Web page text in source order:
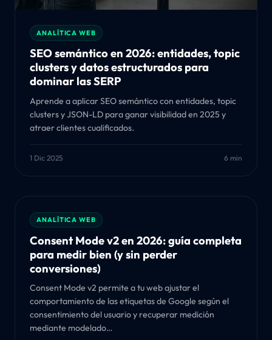
ANALÍTICA WEB
SEO semántico en 2026: entidades, topic
clusters y datos estructurados para
dominar las SERP
Aprende a aplicar SEO semántico con entidades, topic
clusters y JSON-LD para ganar visibilidad en 2025 y
atraer clientes cualificados.
1 Dic 2025 6 min
ANALÍTICA WEB
Consent Mode v2 en 2026: guía completa
para medir bien (y sin perder
conversiones)
Consent Mode v2 permite a tu web ajustar el
comportamiento de las etiquetas de Google según el
consentimiento del usuario y recuperar medición
mediante modelado…